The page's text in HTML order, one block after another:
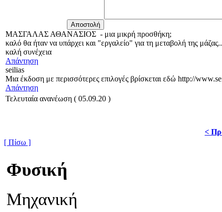
ΜΑΣΓΑΛΑΣ ΑΘΑΝΑΣΙΟΣ - μια μικρή προσθήκη;
καλό θα ήταν να υπάρχει και "εργαλείο" για τη μεταβολή της
καλή συνέχεια
Απάντηση
seilias
Μια έκδοση με περισσότερες επιλογές βρίσκεται εδώ http://
Απάντηση
Τελευταία ανανέωση ( 05.09.20 )
<
[ Πίσω ]
Φυσική
Μηχανική